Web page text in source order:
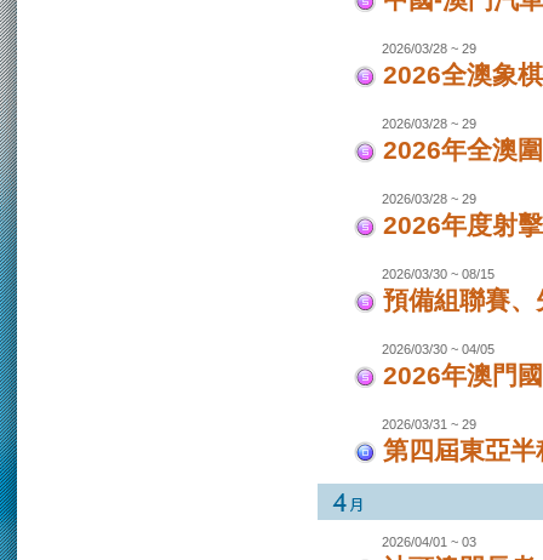
2026/03/28 ~ 29
2026全澳象
2026/03/28 ~ 29
2026年全澳
2026/03/28 ~ 29
2026年度射
2026/03/30 ~ 08/15
預備組聯賽
2026/03/30 ~ 04/05
2026年澳門
2026/03/31 ~ 29
第四屆東亞
2026/04/01 ~ 03